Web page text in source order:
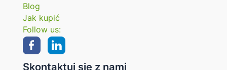
Blog
Jak kupić
Follow us:
Skontaktuj się z nami